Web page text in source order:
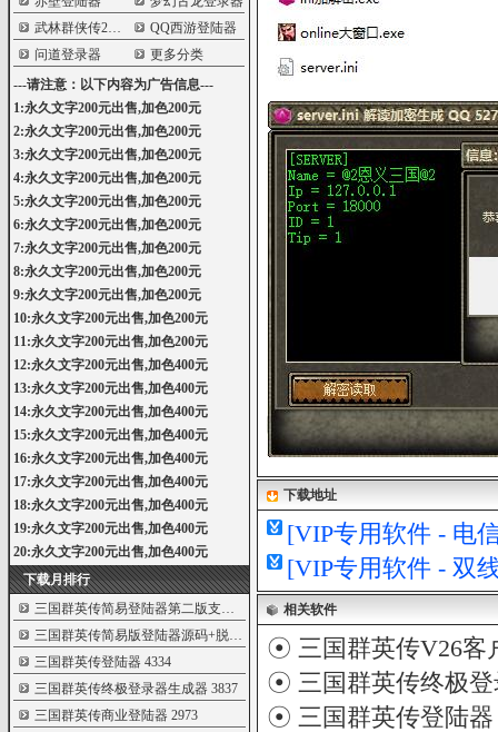
武林群侠传2登陆器
QQ西游登陆器
问道登录器
更多分类
---请注意：以下内容为广告信息---
1:永久文字200元出售,加色200元
2:永久文字200元出售,加色200元
3:永久文字200元出售,加色200元
4:永久文字200元出售,加色200元
5:永久文字200元出售,加色200元
6:永久文字200元出售,加色200元
7:永久文字200元出售,加色200元
8:永久文字200元出售,加色200元
9:永久文字200元出售,加色200元
10:永久文字200元出售,加色200元
11:永久文字200元出售,加色200元
12:永久文字200元出售,加色400元
13:永久文字200元出售,加色400元
14:永久文字200元出售,加色400元
15:永久文字200元出售,加色400元
16:永久文字200元出售,加色400元
17:永久文字200元出售,加色400元
18:永久文字200元出售,加色400元
19:永久文字200元出售,加色400元
20:永久文字200元出售,加色400元
下载月排行
三国群英传简易登陆器第二版支持中文服
5282
三国群英传简易版登陆器源码+脱壳核心
4531
三国群英传登陆器4334
三国群英传终极登录器生成器3837
三国群英传商业登陆器2973
下载地址
[VIP专用软件 - 电
[VIP专用软件 - 双
相关软件
☉ 三国群英传V26客
☉ 三国群英传终极
☉ 三国群英传登陆器